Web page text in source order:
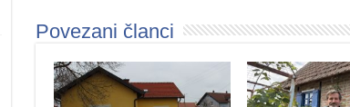
Povezani članci